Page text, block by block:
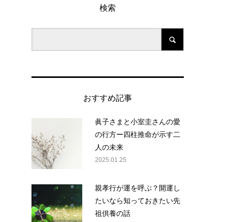
検索
おすすめ記事
眞子さまと小室圭さんの愛
の行方ー四柱推命が示す二
人の未来
2025.01.25
親孝行が運を呼ぶ？開運し
たいなら知っておきたい先
祖供養の話